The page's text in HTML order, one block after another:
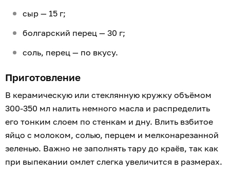
сыр — 15 г;
болгарский перец — 30 г;
соль, перец — по вкусу.
Приготовление
В керамическую или стеклянную кружку объёмом
300-350 мл налить немного масла и распределить
его тонким слоем по стенкам и дну. Влить взбитое
яйцо с молоком, солью, перцем и мелконарезанной
зеленью. Важно не заполнять тару до краёв, так как
при выпекании омлет слегка увеличится в размерах.